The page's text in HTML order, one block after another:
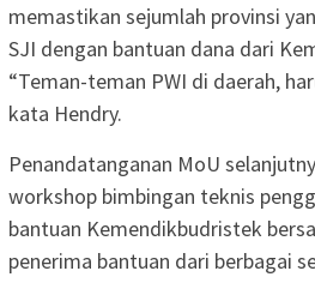
memastikan sejumlah provinsi
SJI dengan bantuan dana dari
“Teman-teman PWI di daerah,
kata Hendry.
Penandatanganan MoU
workshop bimbingan teknis
bantuan Kemendikbudristek
penerima bantuan dari berbagai